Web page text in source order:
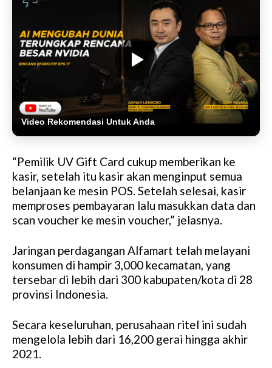
Video Rekomendasi Untuk Anda
“Pemilik UV Gift Card cukup memberikan ke
kasir, setelah itu kasir akan menginput semua
belanjaan ke mesin POS. Setelah selesai, kasir
memproses pembayaran lalu masukkan data dan
scan voucher ke mesin voucher,” jelasnya.
Jaringan perdagangan Alfamart telah melayani
konsumen di hampir 3,000 kecamatan, yang
tersebar di lebih dari 300 kabupaten/kota di 28
provinsi Indonesia.
Secara keseluruhan, perusahaan ritel ini sudah
mengelola lebih dari 16,200 gerai hingga akhir
2021.